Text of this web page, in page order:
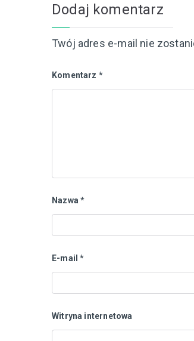
Dodaj komentarz
Twój adres e-mail nie
Komentarz *
Nazwa*
E-mail*
Witryna internetowa